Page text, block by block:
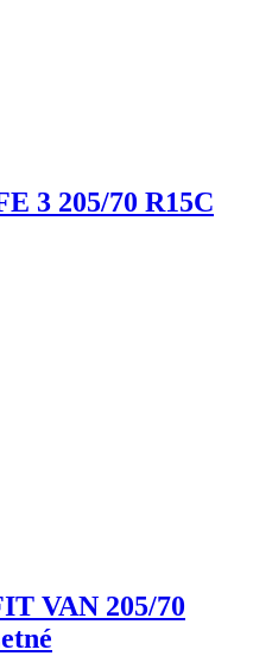
3 205/70 R15C
VAN 205/70